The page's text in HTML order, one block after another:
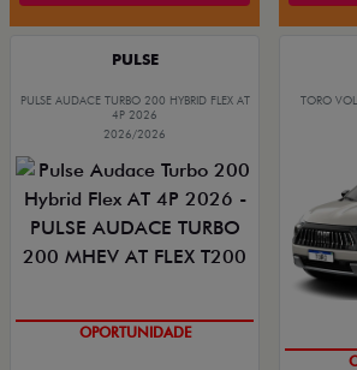
PULSE
PULSE AUDACE TURBO 200 HYBRID FLEX AT
4P 2026
2026/2026
ÚLTIMAS UNIDADES
TORO